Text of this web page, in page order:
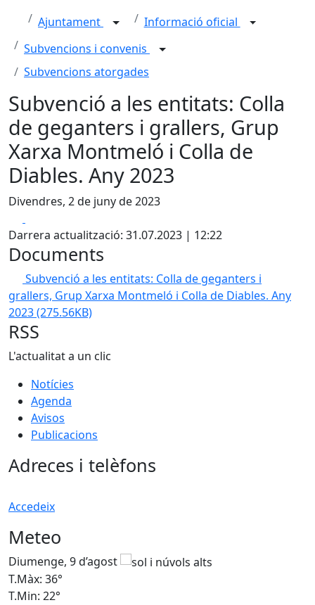
Ajuntament
Informació oficial
Subvencions i convenis
Subvencions atorgades
Subvenció a les entitats: Colla
de geganters i grallers, Grup
Xarxa Montmeló i Colla de
Diables. Any 2023
Divendres, 2 de juny de 2023
Darrera actualització: 31.07.2023 | 12:22
Documents
Subvenció a les entitats: Colla de geganters i
grallers, Grup Xarxa Montmeló i Colla de Diables. Any
2023(275.56KB)
RSS
L'actualitat a un clic
Notícies
Agenda
Avisos
Publicacions
Adreces i telèfons
Accedeix
Meteo
Diumenge, 9 d’agost
T.Màx: 36°
T.Min: 22°